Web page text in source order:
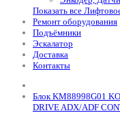
Показать все
Ремонт оборудования
Подъёмники
Эскалатор
Доставка
Контакты
Блок KM88998G01
DRIVE ADX/ADF